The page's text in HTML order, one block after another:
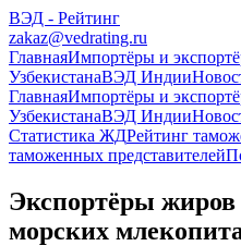
ВЭД - Рейтинг
zakaz@vedrating.ru
ГлавнаяИмпортёры и
УзбекистанаВЭД Индии
ГлавнаяИмпортёры и
УзбекистанаВЭД Индии
Статистика ЖДРейтинг
таможенных представителей
Экспортёры
морских